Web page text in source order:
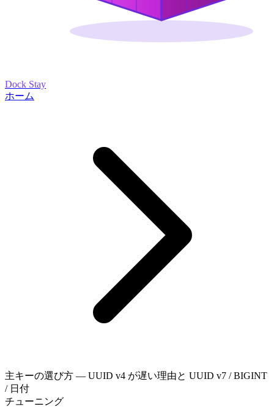
Dock Stay
ホーム
主キーの選び方 — UUID v4 が遅い理由と UUID v7 / BIGINT
/ 日付
チューニング